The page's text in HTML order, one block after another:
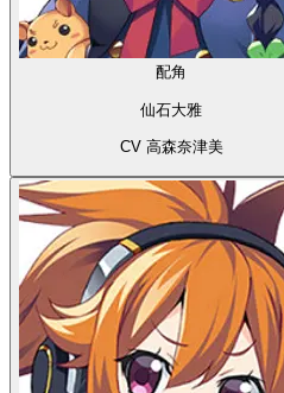
配角
仙石大雅
CV 高森奈津美